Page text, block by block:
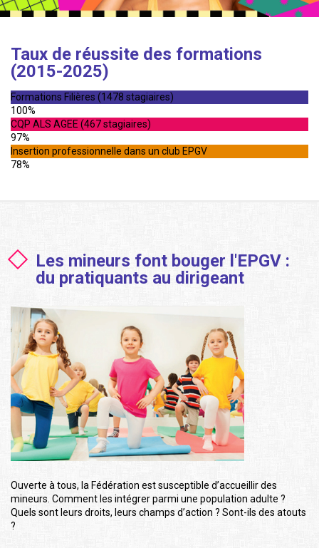
Taux de réussite des formations
(2015-2025)
Formations Filières (1478 stagiaires)
100%
CQP ALS AGEE (467 stagiaires)
97%
Insertion professionnelle dans un club EPGV
78%
Les mineurs font bouger l'EPGV :
du pratiquants au dirigeant
Ouverte à tous, la Fédération est susceptible d’accueillir des
mineurs. Comment les intégrer parmi une population adulte ?
Quels sont leurs droits, leurs champs d’action ? Sont-ils des atouts
?